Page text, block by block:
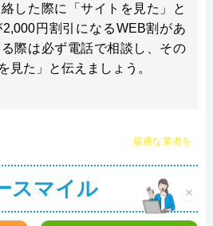
した際に「サイトを見た」と
円割引になるWEB割があ
際は必ず電話で相談し、その
見た」と伝えましょう。
スマイル ×
チャット診断で
最適な業者を